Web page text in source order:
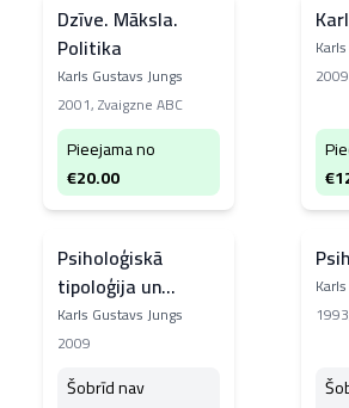
Dzīve. Māksla.
Politika
Karls Gustavs Jungs
2001,Zvaigzne ABC
Pieejama no
€20.00
2009
€
Psiholoģiskā
tipoloģija un
māksla
Karls Gustavs Jungs
2009
Šobrīd nav
1993